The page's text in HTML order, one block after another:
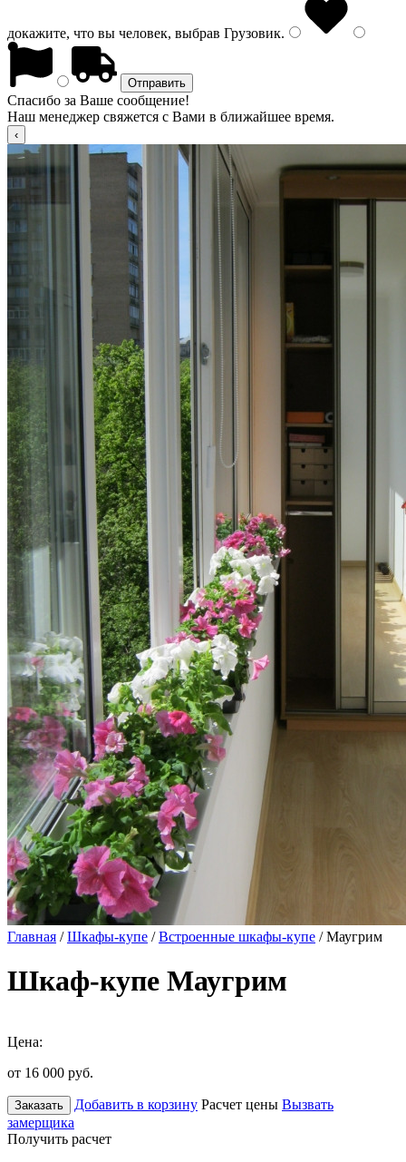
докажите, что вы человек, выбрав Грузовик.
Спасибо за Ваше сообщение!
Наш менеджер свяжется с Вами в ближайшее время.
Главная /Шкафы-купе /Встроенные шкафы-купе / Маугрим
Шкаф-купе Маугрим
Цена:
от 16 000 руб.
Заказать Добавить в корзину Расчет цены Вызвать
замерщика
Получить расчет